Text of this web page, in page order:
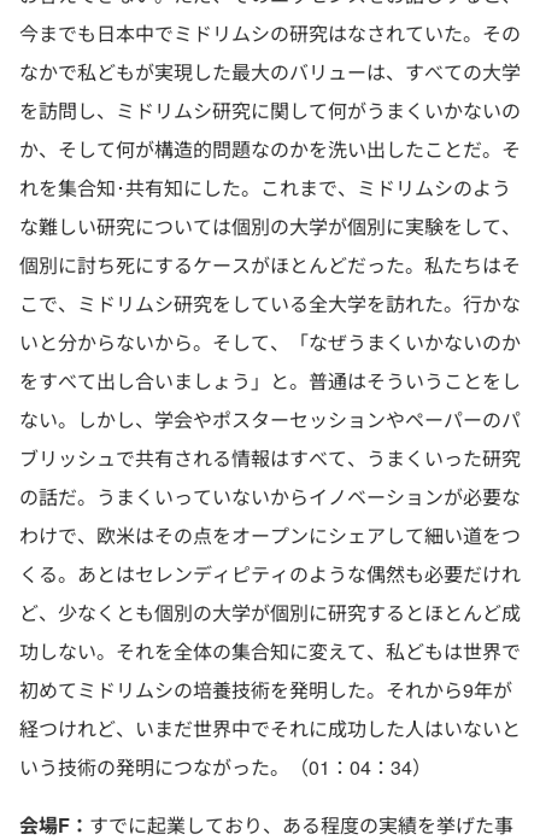
今までも日本中でミドリムシの研究はなされていた。その
なかで私どもが実現した最大のバリューは、すべての大学
を訪問し、ミドリムシ研究に関して何がうまくいかないの
か、そして何が構造的問題なのかを洗い出したことだ。そ
れを集合知･共有知にした。これまで、ミドリムシのよう
な難しい研究については個別の大学が個別に実験をして、
個別に討ち死にするケースがほとんどだった。私たちはそ
こで、ミドリムシ研究をしている全大学を訪れた。行かな
いと分からないから。そして、「なぜうまくいかないのか
をすべて出し合いましょう」と。普通はそういうことをし
ない。しかし、学会やポスターセッションやペーパーのパ
ブリッシュで共有される情報はすべて、うまくいった研究
の話だ。うまくいっていないからイノベーションが必要な
わけで、欧米はその点をオープンにシェアして細い道をつ
くる。あとはセレンディピティのような偶然も必要だけれ
ど、少なくとも個別の大学が個別に研究するとほとんど成
功しない。それを全体の集合知に変えて、私どもは世界で
初めてミドリムシの培養技術を発明した。それから9年が
経つけれど、いまだ世界中でそれに成功した人はいないと
いう技術の発明につながった。（01：04：34）
会場F： すでに起業しており、ある程度の実績を挙げた事